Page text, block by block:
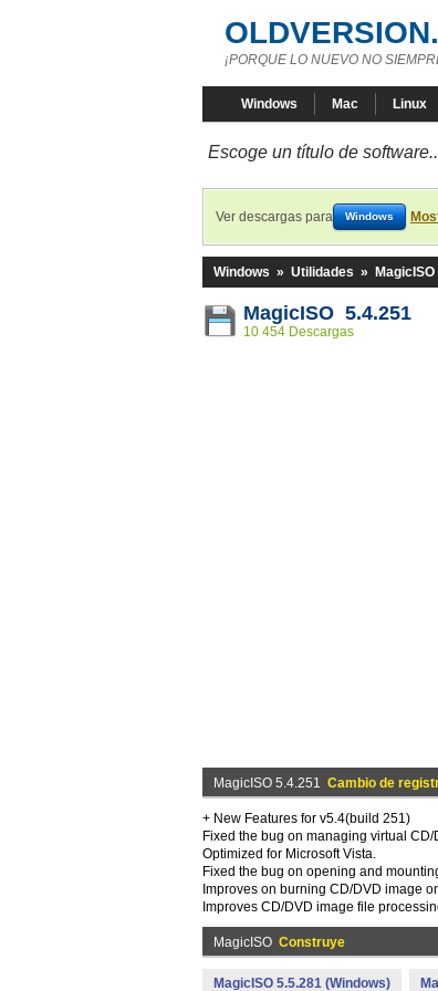
¡PORQUE LO NUEVO NO
Windows Mac Linux
Escoge un título de
Ver descargas para Windows
Windows » Utilidades » MagicISO
MagicISO 5.4.251
10 454 Descargas
MagicISO 5.4.251 Cambio de
+ New Features for v5.4(build 251)
Fixed the bug on managing virtual
Optimized for Microsoft Vista.
Fixed the bug on opening and
Improves on burning CD/DVD image
Improves CD/DVD image file
MagicISO Construye
MagicISO 5.5.281 (Windows)